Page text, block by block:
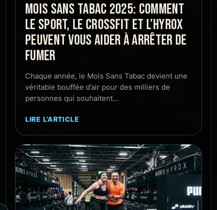
MOIS SANS TABAC 2025: COMMENT
LE SPORT, LE CROSSFIT ET L’HYROX
PEUVENT VOUS AIDER À ARRÊTER DE
FUMER
Chaque année, le Mois Sans Tabac devient une
véritable bouffée d’air pour des milliers de
personnes qui souhaitent…
LIRE L’ARTICLE